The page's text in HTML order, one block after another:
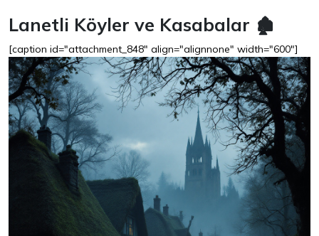
Lanetli Köyler ve Kasabalar 🏚️
[caption id="attachment_848" align="alignnone" width="600"]